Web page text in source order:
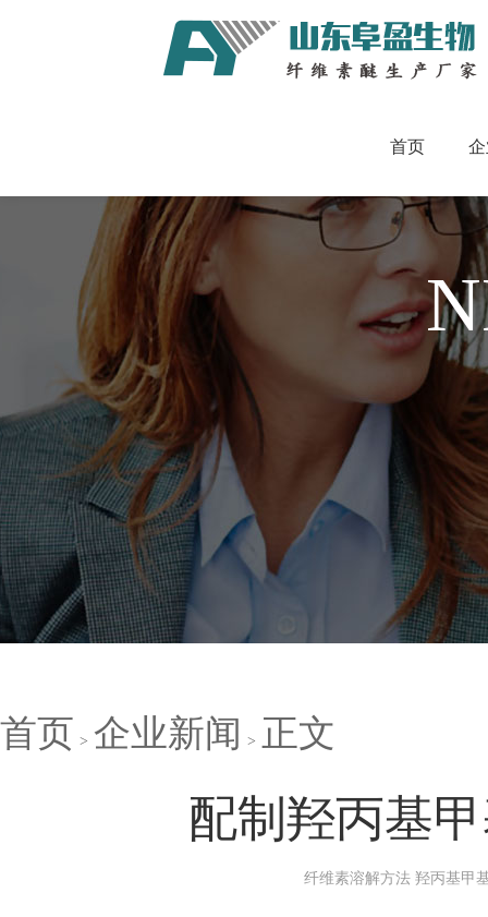
首页
首页 企业新闻 正文
配制羟丙基
纤维素溶解方法 羟丙基甲